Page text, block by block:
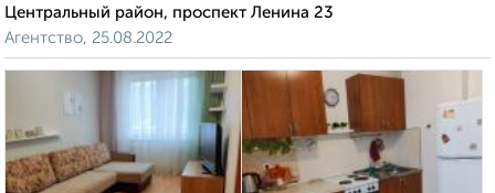
Центральный район, проспект Ленина 23
Агентство, 25.08.2022